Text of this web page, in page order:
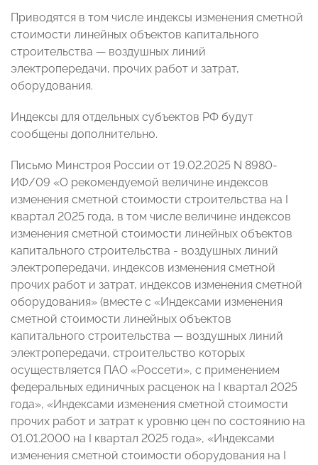
Приводятся в том числе индексы изменения сметной
стоимости линейных объектов капитального
строительства — воздушных линий
электропередачи, прочих работ и затрат,
оборудования.
Индексы для отдельных субъектов РФ будут
сообщены дополнительно.
Письмо Минстроя России от 19.02.2025 N 8980-
ИФ/09 «О рекомендуемой величине индексов
изменения сметной стоимости строительства на I
квартал 2025 года, в том числе величине индексов
изменения сметной стоимости линейных объектов
капитального строительства - воздушных линий
электропередачи, индексов изменения сметной
прочих работ и затрат, индексов изменения сметной
оборудования» (вместе с «Индексами изменения
сметной стоимости линейных объектов
капитального строительства — воздушных линий
электропередачи, строительство которых
осуществляется ПАО «Россети», с применением
федеральных единичных расценок на I квартал 2025
года», «Индексами изменения сметной стоимости
прочих работ и затрат к уровню цен по состоянию на
01.01.2000 на I квартал 2025 года», «Индексами
изменения сметной стоимости оборудования на I